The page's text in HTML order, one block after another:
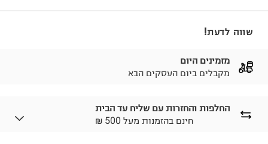
שווה לדעת!
מזמינים היום
מקבלים ביום העסקים הבא
החלפות והחזרות עם שליח עד הבית
₪ חינם בהזמנות מעל 500